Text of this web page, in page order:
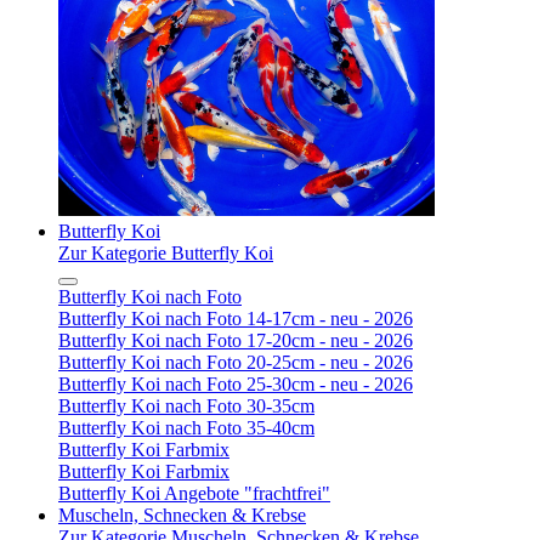
Butterfly Koi
Zur Kategorie Butterfly Koi
Butterfly Koi nach Foto
Butterfly Koi nach Foto 14-17cm - neu - 2026
Butterfly Koi nach Foto 17-20cm - neu - 2026
Butterfly Koi nach Foto 20-25cm - neu - 2026
Butterfly Koi nach Foto 25-30cm - neu - 2026
Butterfly Koi nach Foto 30-35cm
Butterfly Koi nach Foto 35-40cm
Butterfly Koi Farbmix
Butterfly Koi Farbmix
Butterfly Koi Angebote "frachtfrei"
Muscheln, Schnecken & Krebse